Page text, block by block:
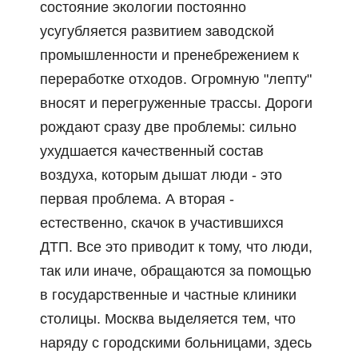
состояние экологии постоянно
усугубляется развитием заводской
промышленности и пренебрежением к
переработке отходов. Огромную "лепту"
вносят и перегруженные трассы. Дороги
рождают сразу две проблемы: сильно
ухудшается качественный состав
воздуха, которым дышат люди - это
первая проблема. А вторая -
естественно, скачок в участившихся
ДТП. Все это приводит к тому, что люди,
так или иначе, обращаются за помощью
в государственные и частные клиники
столицы. Москва выделяется тем, что
наряду с городскими больницами, здесь